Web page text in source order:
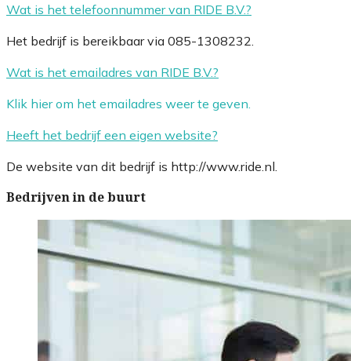
Wat is het telefoonnummer van RIDE B.V.?
Het bedrijf is bereikbaar via 085-1308232.
Wat is het emailadres van RIDE B.V.?
Klik hier om het emailadres weer te geven.
Heeft het bedrijf een eigen website?
De website van dit bedrijf is http://www.ride.nl.
Bedrijven in de buurt